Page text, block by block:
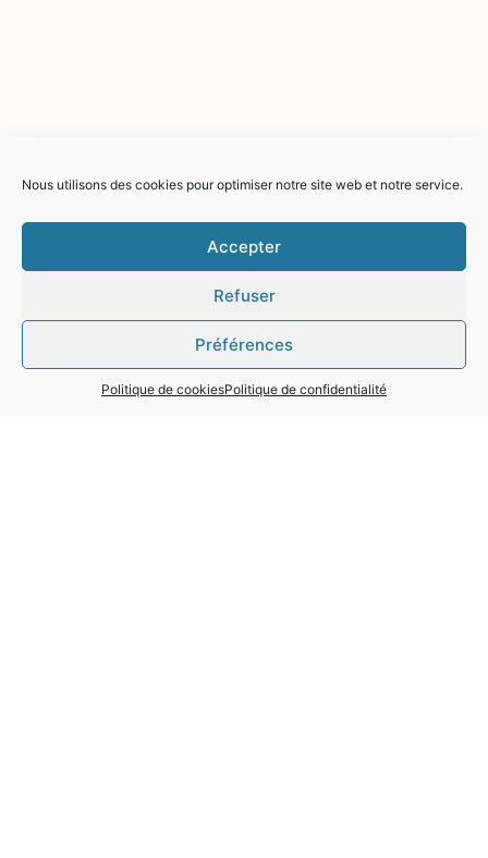
Nous utilisons des cookies pour optimiser notre site web et notre service.
Accepter
Refuser
Préférences
Politique de cookiesPolitique de confidentialité